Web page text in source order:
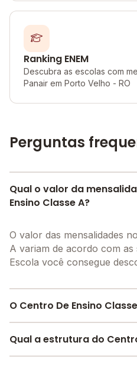
Ranking ENEM
Descubra as escolas com
Panair em Porto Velho - RO
Perguntas
Qual o valor da
Ensino Classe A?
O valor das mensalidades
A variam de acordo com
Escola você consegue
O Centro De Ensino
O Centro De Ensino
Qual a estrutura do